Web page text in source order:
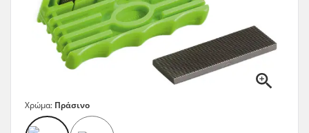
Χρώμα: Πράσινο